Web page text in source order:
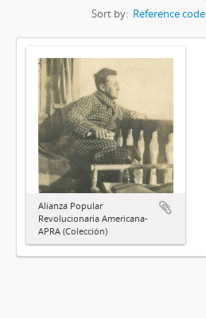
Sort by: Reference code
Alianza Popular
Revolucionaria Americana-
APRA (Colección)